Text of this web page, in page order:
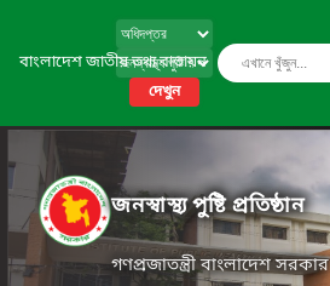
বাংলাদেশ জাতীয় তথ্য বাতায়ন
দেখুন
জনস্বাস্থ্য পুষ্টি প্রতিষ্ঠান
গণপ্রজাতন্ত্রী বাংলাদেশ সরকার